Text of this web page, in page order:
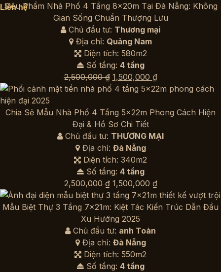
Liên hệ
là:
2,500,000 ₫.
tại
là:
1,500,000 ₫.
Siêu Phẩm Nhà Phố 4 Tầng 8x20m Tại Đà Nẵng: Không
Gian Sống Chuẩn Thượng Lưu
Chủ đầu tư: Thương mại
Địa chỉ: Quảng Nam
Diện tích: 580m2
Số tầng: 4 tầng
2,500,000₫ Giá
gốc
2,500,000 ₫.
1,500,000 ₫Giá
hiện
là:
Chia Sẻ Mẫu Nhà Phố 4 Tầng 5x22m Phong Cách Hiện
Đại & Hồ Sơ Chi Tiết
Chủ đầu tư: THƯƠNG MẠI
Địa chỉ: Đà Nẵng
Diện tích: 340m2
Số tầng: 4 tầng
2,500,000₫ Giá
gốc
là:
2,500,000 ₫.
1,500,000 ₫Giá
hiện
tại
Mẫu Biệt Thự 3 Tầng 7x21m: Kiệt Tác Kiến Trúc Dẫn Đầu
Xu Hướng 2025
Chủ đầu tư: anh Toàn
Địa chỉ: Đà Nẵng
Diện tích: 550m2
Số tầng: 4 tầng